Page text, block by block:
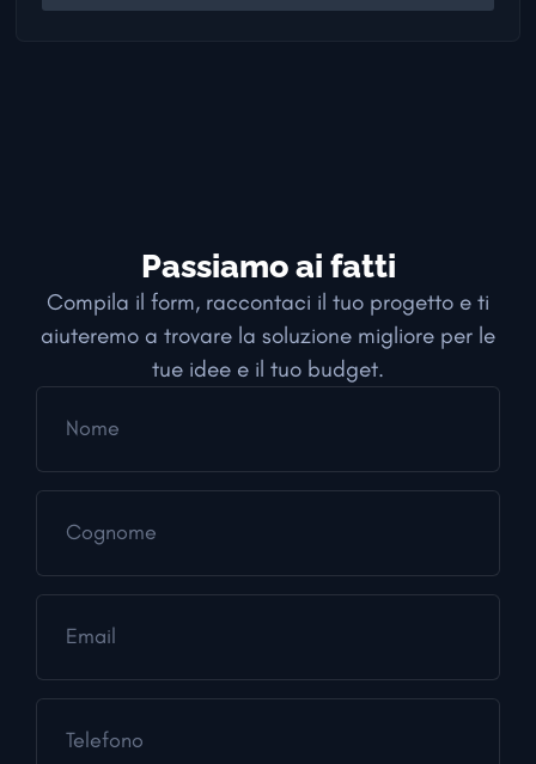
Passiamo ai fatti
Compila il form, raccontaci il tuo progetto e ti
aiuteremo a trovare la soluzione migliore per le
tue idee e il tuo budget.